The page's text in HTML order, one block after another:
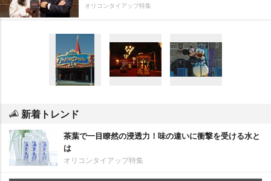
オリコンタイアップ特集
新着トレンド
茶葉で一目瞭然の浸透力！味の違いに衝撃を受ける水と
は
オリコンタイアップ特集